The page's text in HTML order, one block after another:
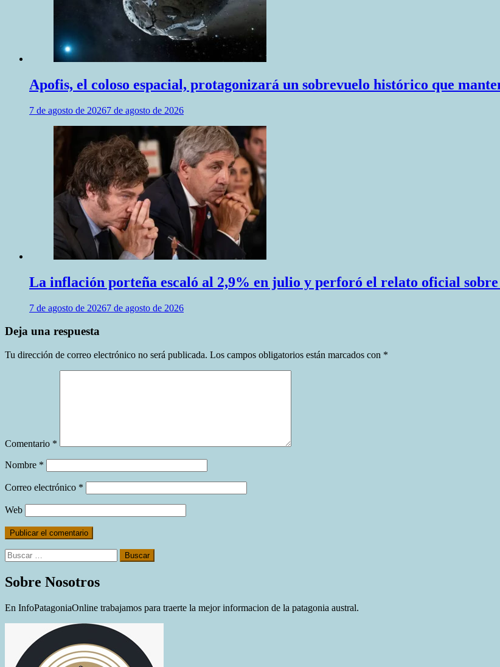
Apofis, el coloso espacial, protagonizará un sobrevuelo histórico que
7 de agosto de 20267 de agosto de 2026
La inflación porteña escaló al 2,9% en julio y perforó el relato oficial sobre
7 de agosto de 20267 de agosto de 2026
Deja una respuesta
Tu dirección de correo electrónico no será publicada. Los campos obligatorios están marcados con *
Comentario *
Nombre *
Correo electrónico *
Web
Buscar:
Sobre Nosotros
En InfoPatagoniaOnline trabajamos para traerte la mejor informacion de la patagonia austral.